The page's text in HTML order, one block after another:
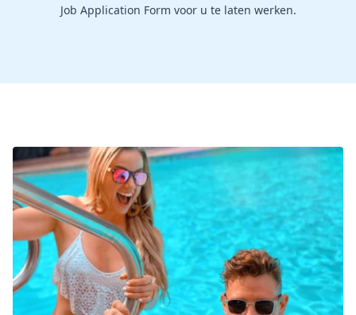
Job Application Form voor u te laten werken.